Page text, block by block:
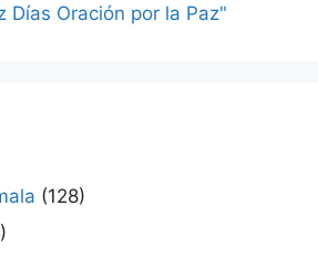
Días Oración por la Paz"
(128)